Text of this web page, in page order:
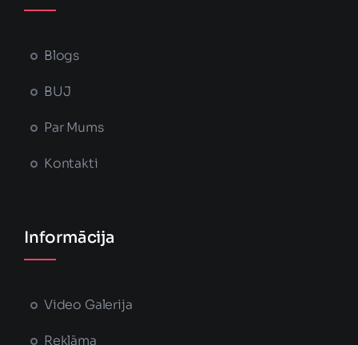
Blogs
BUJ
Par Mums
Kontakti
Informācija
Video Galerija
Reklāma